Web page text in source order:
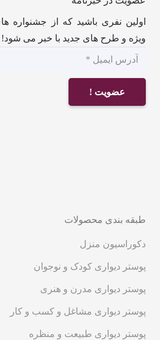
اولین نفری باشید که از
ویژه و طرح های جدید با خبر می شود!
عضویت !
طبقه بندی محصولات
دکوراسیون منزل
پوستر دیواری کودک و نوجوان
پوستر دیواری مدرن و هنری
پوستر دیواری مشاغل و کسب و کار
پوستر دیواری طبیعت و منظره